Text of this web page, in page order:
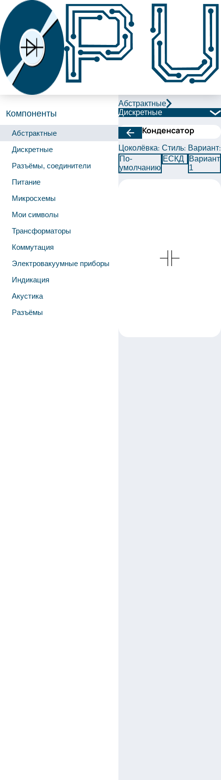
Компоненты
Абстрактные
Дискретные
Разъёмы, соединители
Питание
Микросхемы
Мои символы
Трансформаторы
Коммутация
Электровакуумные приборы
Индикация
Акустика
Разъёмы
Абстрактные
Дискретные
Конденсатор
Цоколёвка:
По-
умолчанию
Стиль:
ЕСКД
Вариант:
Вариант
1